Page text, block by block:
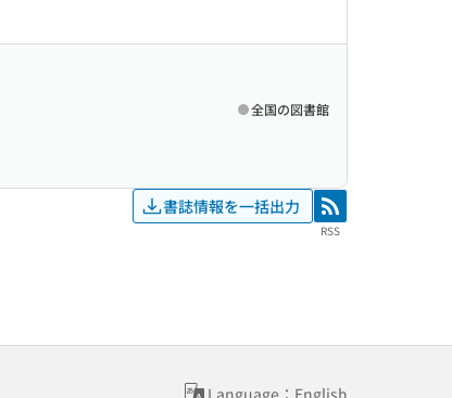
全国の図書館
書誌情報を一括出力 RSS
RSS
Language：English